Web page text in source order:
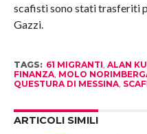
scafisti sono stati trasferiti
Gazzi.
TAGS: 61 MIGRANTI ALAN
FINANZA, MOLO
QUESTURA DI MESSINA,
ARTICOLI SIMILI